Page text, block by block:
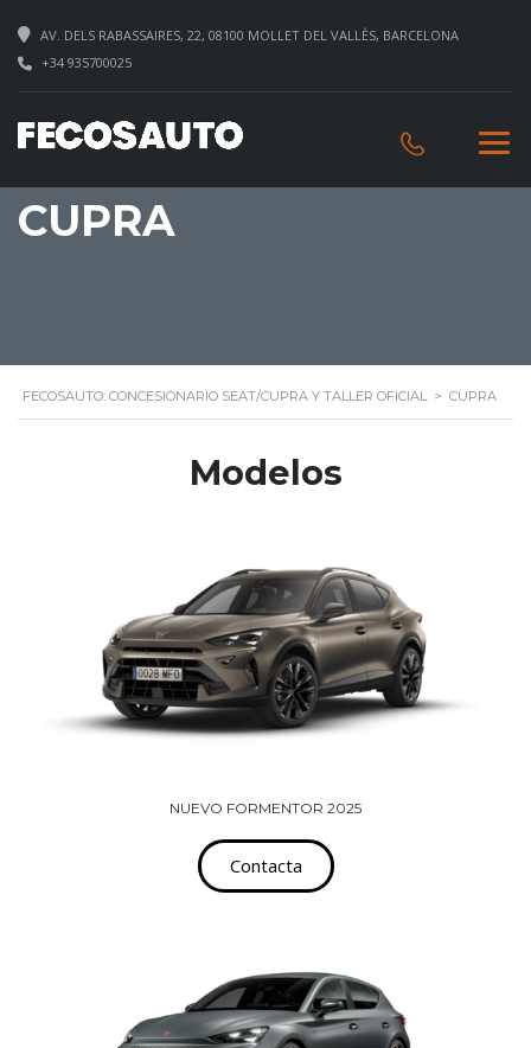
AV. DELS RABASSAIRES, 22, 08100 MOLLET DEL VALLÈS, BARCELONA
+34 935700025
CUPRA
FECOSAUTO: CONCESIONARIO SEAT/CUPRA Y TALLER OFICIAL > CUPRA
Modelos
NUEVO FORMENTOR 2025
Contacta